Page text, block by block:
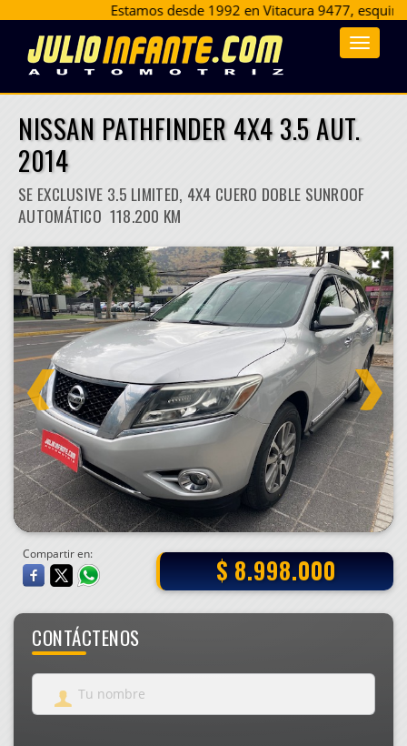
Estamos desde 1992 en Vitacura 9477, esquina
Toggle
NISSAN PATHFINDER 4X4 3.5 AUT.
2014
SE EXCLUSIVE 3.5 LIMITED, 4X4 CUERO DOBLE SUNROOF
AUTOMÁTICO 118.200 KM
Compartir en:
$ 8.998.000
CONTÁCTENOS